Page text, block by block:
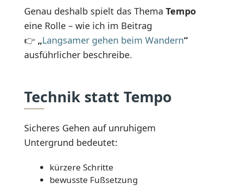
Genau deshalb spielt das Thema Tempo
eine Rolle – wie ich im Beitrag
👉 „Langsamer gehen beim Wandern“
ausführlicher beschreibe.
Technik statt Tempo
Sicheres Gehen auf unruhigem
Untergrund bedeutet:
kürzere Schritte
bewusste Fußsetzung